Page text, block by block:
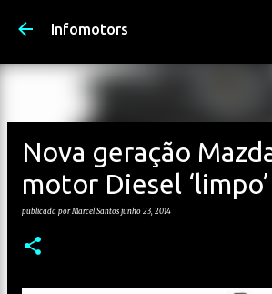
Avançar para o conteúdo
Infomotors
Nova geração
motor Diesel ‘limpo’
publicada porMarcel Santos junho 23, 2014